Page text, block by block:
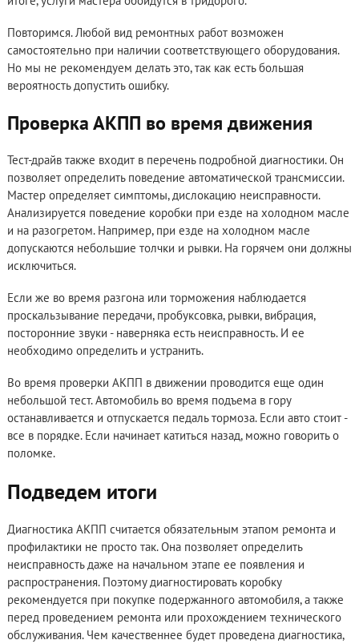
Повторимся. Любой вид ремонтных работ возможен
самостоятельно при наличии соответствующего оборудования.
Но мы не рекомендуем делать это, так как есть большая
вероятность допустить ошибку.
Проверка АКПП во время движения
Тест-драйв также входит в перечень подробной диагностики. Он
позволяет определить поведение автоматической трансмиссии.
Мастер определяет симптомы, дислокацию неисправности.
Анализируется поведение коробки при езде на холодном масле
и на разогретом. Например, при езде на холодном масле
допускаются небольшие толчки и рывки. На горячем они должны
исключиться.
Если же во время разгона или торможения наблюдается
проскальзывание передачи, пробуксовка, рывки, вибрация,
посторонние звуки - наверняка есть неисправность. И ее
необходимо определить и устранить.
Во время проверки АКПП в движении проводится еще один
небольшой тест. Автомобиль во время подъема в гору
останавливается и отпускается педаль тормоза. Если авто стоит -
все в порядке. Если начинает катиться назад, можно говорить о
поломке.
Подведем итоги
Диагностика АКПП считается обязательным этапом ремонта и
профилактики не просто так. Она позволяет определить
неисправность даже на начальном этапе ее появления и
распространения. Поэтому диагностировать коробку
рекомендуется при покупке подержанного автомобиля, а также
перед проведением ремонта или прохождением технического
обслуживания. Чем качественнее будет проведена диагностика,